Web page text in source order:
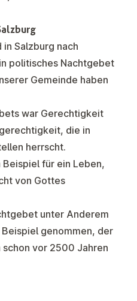
Salzburg nach
politisches Nachtgebet
Gemeinde haben
war Gerechtigkeit
die in
herrscht.
für ein Leben,
von Gottes
unter Anderem
genommen, der
vor 2500 Jahren